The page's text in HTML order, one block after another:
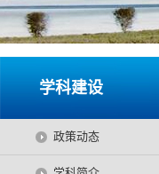
学科建设
政策动态